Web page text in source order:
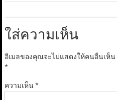
ใส่ความเห็น
อีเมลของคุณจะไม่แสดงให้คนอื่นเห็น
*
ความเห็น*